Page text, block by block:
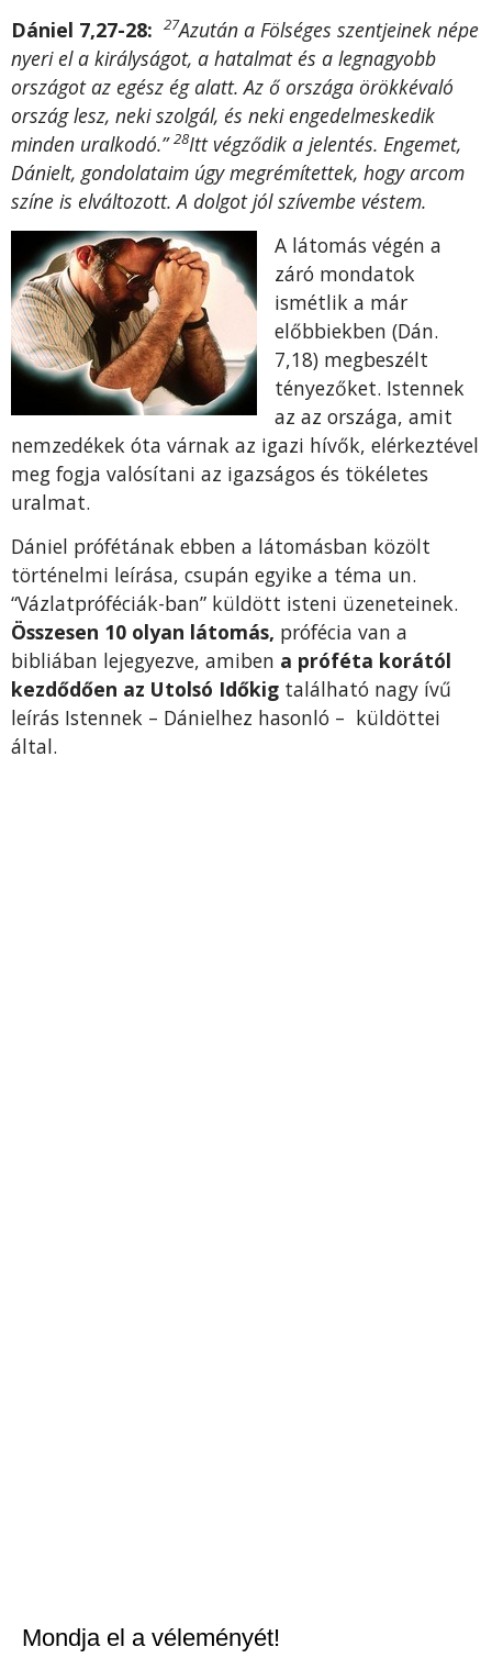
Dániel 7,27-28:
27Azután a Fölséges szentjeinek népe
nyeri el a királyságot, a hatalmat és a legnagyobb
országot az egész ég alatt. Az ő országa örökkévaló
ország lesz, neki szolgál, és neki engedelmeskedik
minden uralkodó.”28Itt végződik a jelentés. Engemet,
Dánielt, gondolataim úgy megrémítettek, hogy arcom
színe is elváltozott. A dolgot jól szívembe véstem.
A látomás végén a
záró mondatok
ismétlik a már
előbbiekben (Dán.
7,18) megbeszélt
tényezőket. Istennek
az az országa, amit
nemzedékek óta várnak az igazi hívők, elérkeztével
meg fogja valósítani az igazságos és tökéletes
uralmat.
Dániel prófétának ebben a látomásban közölt
történelmi leírása, csupán egyike a téma un.
“Vázlatpróféciák-ban” küldött isteni üzeneteinek.
Összesen 10 olyan látomás, prófécia van a
bibliában lejegyezve, amiben a próféta korától
kezdődően az Utolsó Időkig található nagy ívű
leírás Istennek – Dánielhez hasonló – küldöttei
által.
Mondja el a véleményét!